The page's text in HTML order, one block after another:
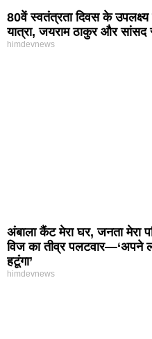
80वें स्वतंत्रता दिवस के उपलक्ष्य
यात्रा, जयराम ठाकुर और
himdevnews
अंबाला कैंट मेरा घर, जनता मेरा
विज का तीव्र पलटवार—‘अपने
हटूंगा’
himdevnews